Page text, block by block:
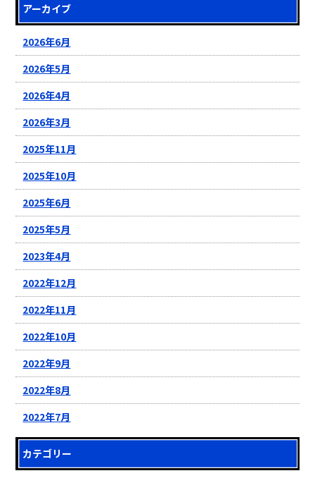
アーカイブ
2026年6月
2026年5月
2026年4月
2026年3月
2025年11月
2025年10月
2025年6月
2025年5月
2023年4月
2022年12月
2022年11月
2022年10月
2022年9月
2022年8月
2022年7月
カテゴリー